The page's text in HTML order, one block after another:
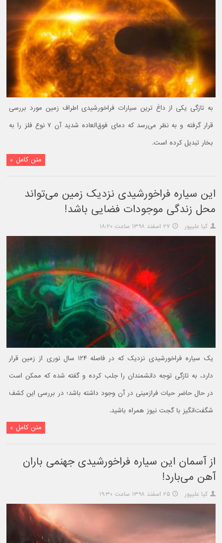
به تازگی یکی از داغ ترین سیارات فراخورشیدی اطراف زمین مورد بررسی
قرار گرفته و به نظر می‌رسد که دمای فوق‌العاده شدید آن ۷ نوع فلز را به
بخار تبدیل کرده است.
متن کامل »
این سیاره فراخورشیدی نزدیک زمین می‌تواند
محل زندگی موجودات فضایی باشد!
کیا علیپور ۲۷ اسفند ۱۳۹۸ ساعت ۱۸:۲۰
یک سیاره فراخورشیدی نزدیک که در فاصله ۱۲۴ سال نوری از زمین قرار
دارد، به تازگی توجه دانشمندان را جلب کرده و گفته شده که ممکن است
در حال حاضر حیات فرازمینی در آن وجود داشته باشد؛ در بررسی این کشف
شگفت‌انگیز با گجت نیوز همراه باشید.
متن کامل »
از آسمان این سیاره فراخورشیدی جهنمی باران
آهن می‌بارد!
کیا علیپور ۲۵ اسفند ۱۳۹۸ ساعت ۱۹:۳۰